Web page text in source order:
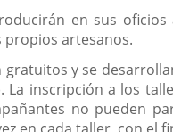
en sus
propios artesanos.
gratuitos y se
La inscripción a los
no pueden